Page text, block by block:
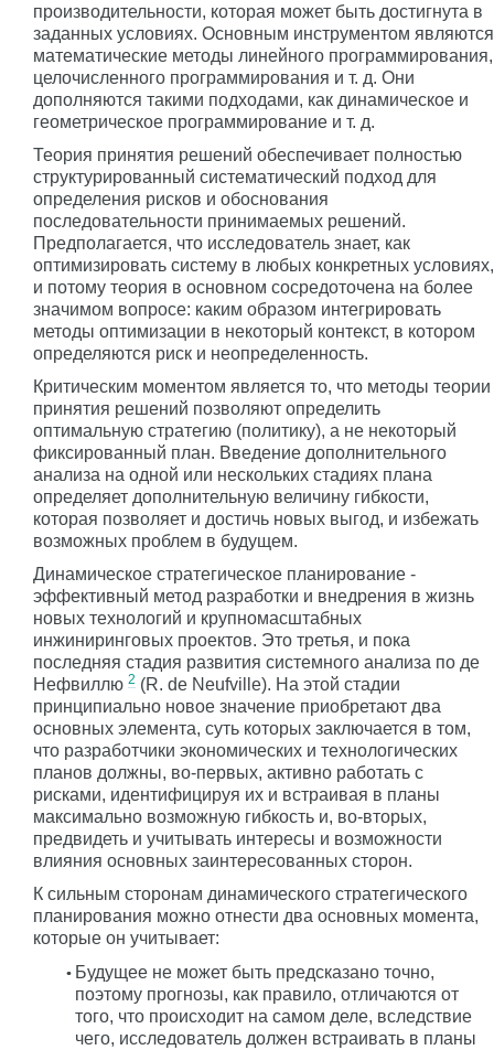
производительности, которая может быть достигнута в
заданных условиях. Основным инструментом являются
математические методы линейного программирования,
целочисленного программирования и т. д. Они
дополняются такими подходами, как динамическое и
геометрическое программирование и т. д.
Теория принятия решений обеспечивает полностью
структурированный систематический подход для
определения рисков и обоснования
последовательности принимаемых решений.
Предполагается, что исследователь знает, как
оптимизировать систему в любых конкретных условиях,
и потому теория в основном сосредоточена на более
значимом вопросе: каким образом интегрировать
методы оптимизации в некоторый контекст, в котором
определяются риск и неопределенность.
Критическим моментом является то, что методы теории
принятия решений позволяют определить
оптимальную стратегию (политику), а не некоторый
фиксированный план. Введение дополнительного
анализа на одной или нескольких стадиях плана
определяет дополнительную величину гибкости,
которая позволяет и достичь новых выгод, и избежать
возможных проблем в будущем.
Динамическое стратегическое планирование -
эффективный метод разработки и внедрения в жизнь
новых технологий и крупномасштабных
инжиниринговых проектов. Это третья, и пока
последняя стадия развития системного анализа по де
Нефвиллю 2 (R. de Neufville). На этой стадии
принципиально новое значение приобретают два
основных элемента, суть которых заключается в том,
что разработчики экономических и технологических
планов должны, во-первых, активно работать с
рисками, идентифицируя их и встраивая в планы
максимально возможную гибкость и, во-вторых,
предвидеть и учитывать интересы и возможности
влияния основных заинтересованных сторон.
К сильным сторонам динамического стратегического
планирования можно отнести два основных момента,
которые он учитывает:
Будущее не может быть предсказано точно,
поэтому прогнозы, как правило, отличаются от
того, что происходит на самом деле, вследствие
чего, исследователь должен встраивать в планы